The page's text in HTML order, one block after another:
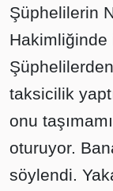
Şüphelilerin
Hakimliğinde
taksicilik
onu
oturuyor.
söylendi.